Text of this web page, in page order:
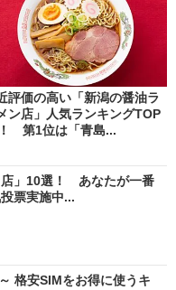
評価の高い「新潟の醤油ラ
ン店」人気ランキングTOP
第1位は「青島...
店」10選！ あなたが一番
票実施中...
格安SIMをお得に使うキ